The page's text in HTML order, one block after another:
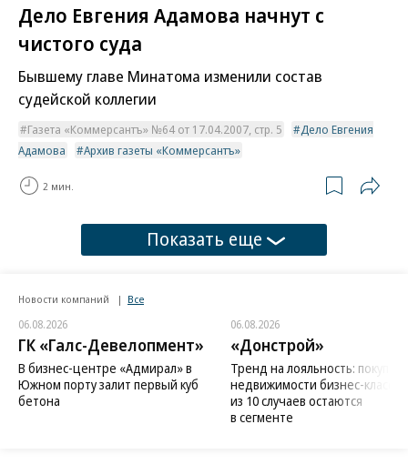
Дело Евгения Адамова начнут с
чистого суда
Бывшему главе Минатома изменили состав
судейской коллегии
Газета «Коммерсантъ» №64 от 17.04.2007, стр. 5
Дело Евгения
Адамова
Архив газеты «Коммерсантъ»
2 мин.
Показать еще
Новости компаний Все
06.08.2026
ГК «Галс-Девелопмент»
В бизнес-центре «Адмирал» в
Южном порту залит первый куб
бетона
06.08.2026
«Донстрой»
Тренд на лояльность:
недвижимости бизнес-класса
из 10 случаев остаются
в сегменте